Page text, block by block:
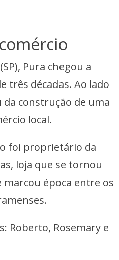
Pura chegou a
três décadas. Ao lado
construção de uma
local.
foi proprietário da
loja que se tornou
marcou época entre os
Roberto, Rosemary e